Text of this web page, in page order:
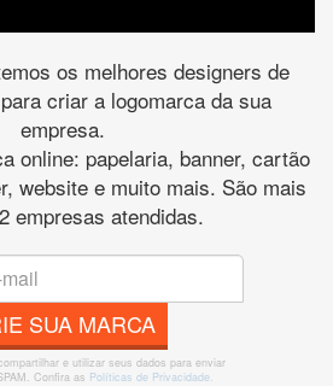
os melhores designers de
criar a logomarca da sua
empresa.
online: papelaria, banner, cartão
website e muito mais. São mais
empresas atendidas.
SUA MARCA
e utilizar seus dados para enviar
Confira as Políticas de Privacidade.